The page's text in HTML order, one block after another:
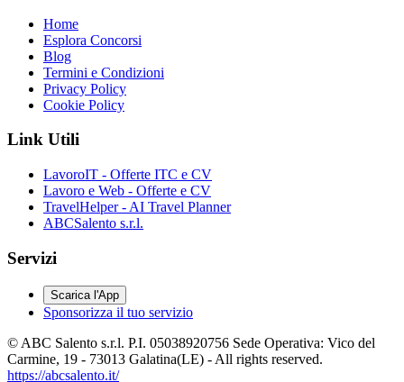
Home
Esplora Concorsi
Blog
Termini e Condizioni
Privacy Policy
Cookie Policy
Link Utili
LavoroIT - Offerte ITC e CV
Lavoro e Web - Offerte e CV
TravelHelper - AI Travel Planner
ABCSalento s.r.l.
Servizi
Scarica l'App
Sponsorizza il tuo servizio
© ABC Salento s.r.l. P.I. 05038920756 Sede Operativa: Vico del
Carmine, 19 - 73013 Galatina(LE) - All rights reserved.
https://abcsalento.it/